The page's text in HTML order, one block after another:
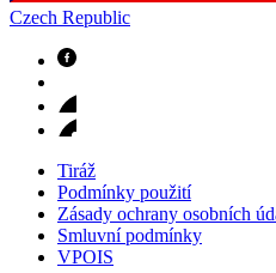
Czech Republic
Tiráž
Podmínky použití
Zásady ochrany osobních
Smluvní podmínky
VPOIS